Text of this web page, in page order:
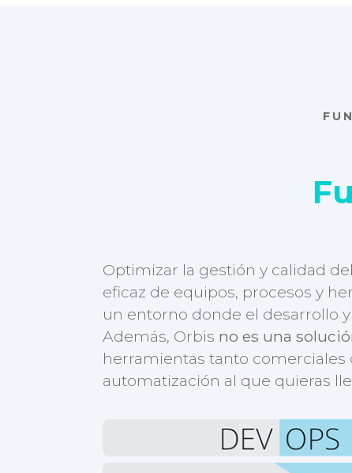
Optimizar la gestión y calidad
eficaz de equipos, procesos y
un entorno donde el desarrollo
Además, Orbis no es una
herramientas tanto
automatización al que quieras